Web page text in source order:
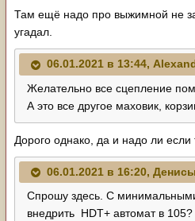
Там ещё надо про выжимной не
угадал.
06.01.2021 в 13:44,
Желательно все сцепление
А это все другое маховик,
Дорого однако, да и надо ли если
06.01.2021 в 16:20,
Спрошу здесь. С
внедрить HDT+ автомат в